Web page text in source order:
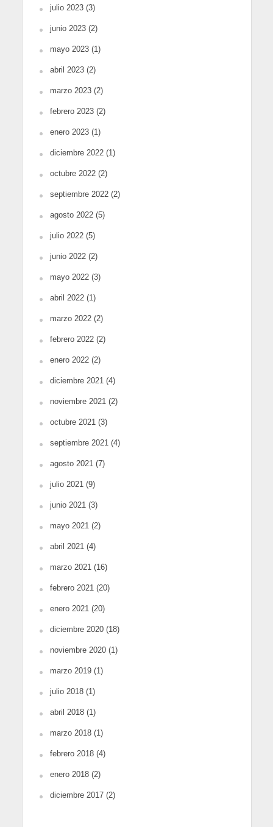
julio 2023(3)
junio 2023(2)
mayo 2023(1)
abril 2023(2)
marzo 2023(2)
febrero 2023(2)
enero 2023(1)
diciembre 2022(1)
octubre 2022(2)
septiembre 2022(2)
agosto 2022(5)
julio 2022(5)
junio 2022(2)
mayo 2022(3)
abril 2022(1)
marzo 2022(2)
febrero 2022(2)
enero 2022(2)
diciembre 2021 (4)
noviembre 2021 (2)
octubre 2021 (3)
septiembre 2021 (4)
agosto 2021 (7)
julio 2021 (9)
junio 2021 (3)
mayo 2021 (2)
abril 2021 (4)
marzo 2021 (16)
febrero 2021 (20)
enero 2021 (20)
diciembre 2020(18)
noviembre 2020(1)
marzo 2019(1)
julio 2018(1)
abril 2018(1)
marzo 2018(1)
febrero 2018(4)
enero 2018(2)
diciembre 2017(2)